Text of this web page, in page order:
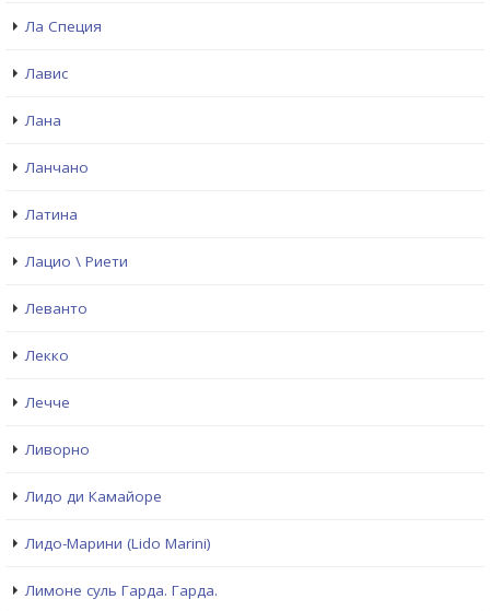
Ла Специя
Лавис
Лана
Ланчано
Латина
Лацио \ Риети
Леванто
Лекко
Лечче
Ливорно
Лидо ди Камайоре
Лидо-Марини (Lido Marini)
Лимоне суль Гарда. Гарда.